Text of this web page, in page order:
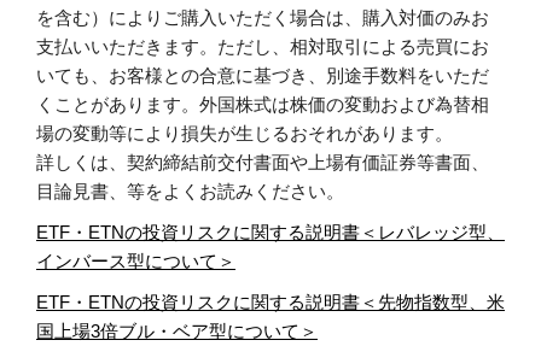
を含む）によりご購入いただく場合は、購入対価のみお
支払いいただきます。ただし、相対取引による売買にお
いても、お客様との合意に基づき、別途手数料をいただ
くことがあります。外国株式は株価の変動および為替相
場の変動等により損失が生じるおそれがあります。
詳しくは、契約締結前交付書面や上場有価証券等書面、
目論見書、等をよくお読みください。
ETF・ETNの投資リスクに関する説明書＜レバレッジ型、
インバース型について＞
ETF・ETNの投資リスクに関する説明書＜先物指数型、米
国上場3倍ブル・ベア型について＞